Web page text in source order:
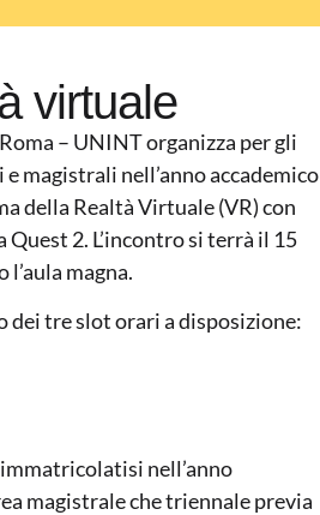
virtuale
– UNINT organizza per gli
magistrali nell’anno accademico
della Realtà Virtuale (VR) con
2. L’incontro si terrà il 15
magna.
dei tre slot orari a disposizione:
nell’anno
magistrale che triennale previa